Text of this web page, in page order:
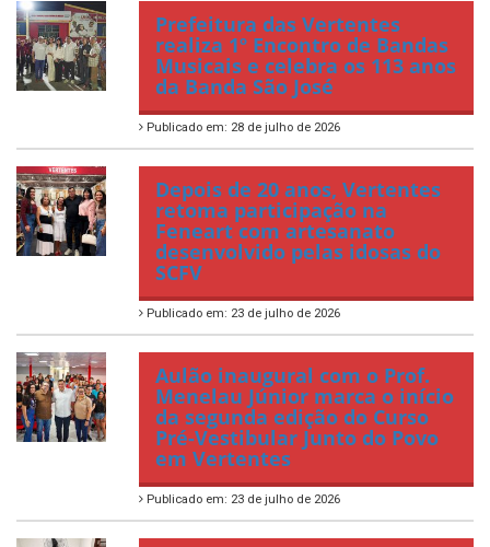
Prefeitura das Vertentes
realiza 1º Encontro de Bandas
Musicais e celebra os 113 anos
da Banda São José
Publicado em: 28 de julho de 2026
Depois de 20 anos, Vertentes
retoma participação na
Feneart com artesanato
desenvolvido pelas idosas do
SCFV
Publicado em: 23 de julho de 2026
Aulão inaugural com o Prof.
Menelau Júnior marca o início
da segunda edição do Curso
Pré-Vestibular Junto do Povo
em Vertentes
Publicado em: 23 de julho de 2026